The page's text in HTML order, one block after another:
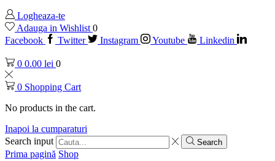
Logheaza-te
Adauga in Wishlist 0
Facebook
Twitter Instagram Youtube Linkedin
0 0.00 lei 0
0 Shopping Cart
No products in the cart.
Inapoi la cumparaturi
Search input
Search
Prima pagină Shop